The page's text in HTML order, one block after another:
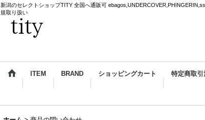
新潟のセレクトショップTITY 全国へ通販可
規取り扱い
ITEM BRAND ショッピングカート 特定商取引